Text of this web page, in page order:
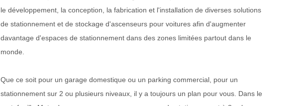
le développement, la conception, la fabrication et l'installation de diverses solutions
de stationnement et de stockage d'ascenseurs pour voitures afin d'augmenter
davantage d'espaces de stationnement dans des zones limitées partout dans le
monde.
Que ce soit pour un garage domestique ou un parking commercial, pour un
stationnement sur 2 ou plusieurs niveaux, il y a toujours un plan pour vous. Dans le